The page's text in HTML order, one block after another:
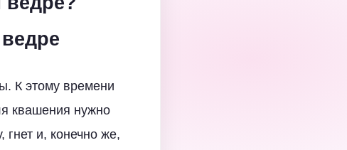
К этому времени
квашения нужно
гнет и, конечно же,